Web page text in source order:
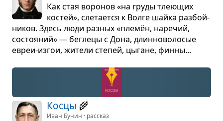
Как стая воро­нов «на груды тле­ю­щих
костей», сле­та­ется к Волге шайка раз­бой­
ни­ков. Здесь люди раз­ных «племён, наре­чий,
состо­я­ний» — бег­лецы с Дона, длин­но­во­ло­сые
евреи-изгои, жители сте­пей, цыгане, финны...
Косцы 🌾
Иван Бунин · рассказ